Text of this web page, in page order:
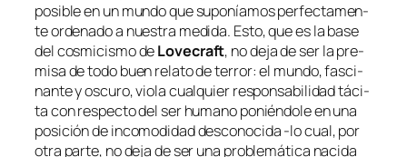
po­si­ble en un mun­do que su­po­nía­mos per­fec­ta­men­
te or­de­na­do a nues­tra me­di­da. Esto, que es la ba­se
del cos­mi­cis­mo deLovecraft, no de­ja de ser la pre­
mi­sa de to­do buen re­la­to de te­rror: el mun­do, fas­ci­
nan­te y os­cu­ro, vio­la cual­quier res­pon­sa­bi­li­dad tá­ci­
ta con res­pec­to del ser hu­mano po­nién­do­le en una
po­si­ción de in­co­mo­di­dad des­co­no­ci­da ‑lo cual, por
otra par­te, no de­ja de ser una pro­ble­má­ti­ca na­ci­da